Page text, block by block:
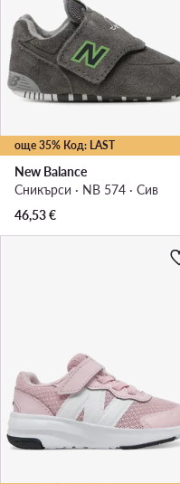
още 35% Код: LAST
New Balance
Сникърси · NB 574 · Сив
46,53€